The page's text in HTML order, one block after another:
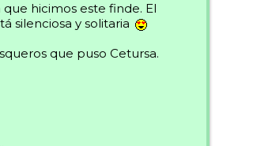
hicimos este finde. El
silenciosa y solitaria
que puso Cetursa.